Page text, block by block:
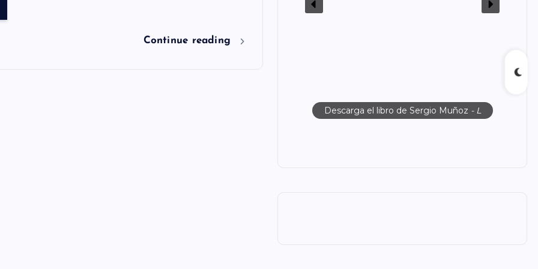
Continue reading
Descarga el libro de Sergio Muñoz - L